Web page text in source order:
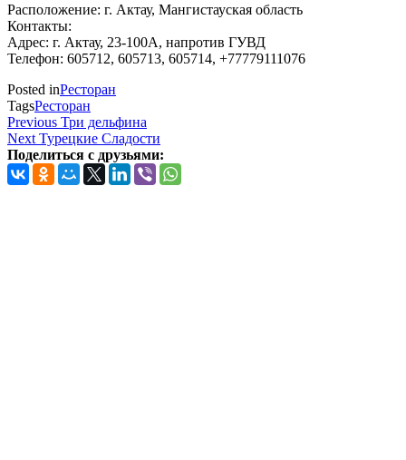
Расположение: г. Актау, Мангистауская область
Контакты:
Адрес: г. Актау, 23-100А, напротив ГУВД
Телефон: 605712, 605713, 605714, +77779111076
Posted inРесторан
TagsРесторан
Навигация
по
записям
Previous
Post
Previous Три дельфина
Next
Post
Next Турецкие Сладости
Поделиться с друзьями: